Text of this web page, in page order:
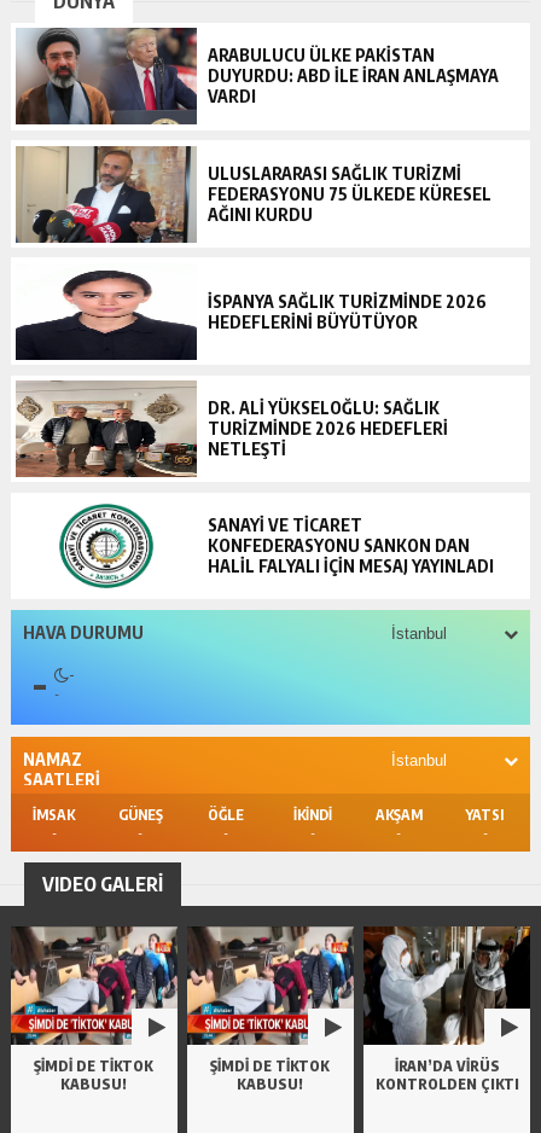
ARABULUCU ÜLKE PAKISTAN
DUYURDU: ABD ILE İRAN ANLAŞMAYA
VARDI
ULUSLARARASI SAĞLIK TURIZMI
FEDERASYONU 75 ÜLKEDE KÜRESEL
AĞINI KURDU
İSPANYA SAĞLIK TURIZMINDE 2026
HEDEFLERINI BÜYÜTÜYOR
DR. ALI YÜKSELOĞLU: SAĞLIK
TURIZMINDE 2026 HEDEFLERI
NETLEŞTI
SANAYİ VE TİCARET
KONFEDERASYONU SANKON DAN
HALİL FALYALI İÇİN MESAJ YAYINLADI
HAVA DURUMU
- -
-
NAMAZ
SAATLERİ
İMSAK
-
GÜNEŞ
-
ÖĞLE
-
İKİNDİ
-
AKŞAM
-
YATSI
-
VIDEO GALERİ
ŞIMDI DE TIKTOK
KABUSU!
ŞIMDI DE TIKTOK
KABUSU!
İRAN’DA VIRÜS
KONTROLDEN ÇIKTI